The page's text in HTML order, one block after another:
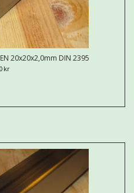
20x20x2,0mm DIN 2395
kr